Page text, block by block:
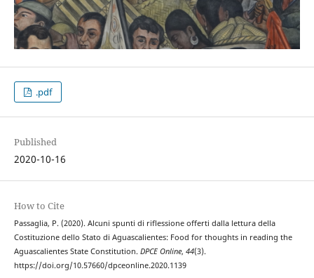
.pdf
Published
2020-10-16
How to Cite
Passaglia, P. (2020). Alcuni spunti di riflessione offerti dalla lettura della
Costituzione dello Stato di Aguascalientes: Food for thoughts in reading the
Aguascalientes State Constitution. DPCE Online, 44(3).
https://doi.org/10.57660/dpceonline.2020.1139